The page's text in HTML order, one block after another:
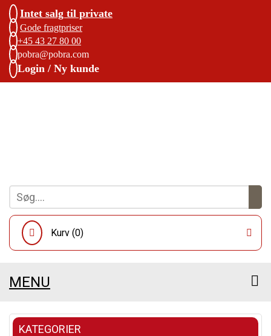
Intet salg til private
Gode fragtpriser
+45 43 27 80 00
pobra@pobra.com
Login / Ny kunde
Kurv (0)
MENU
KATEGORIER